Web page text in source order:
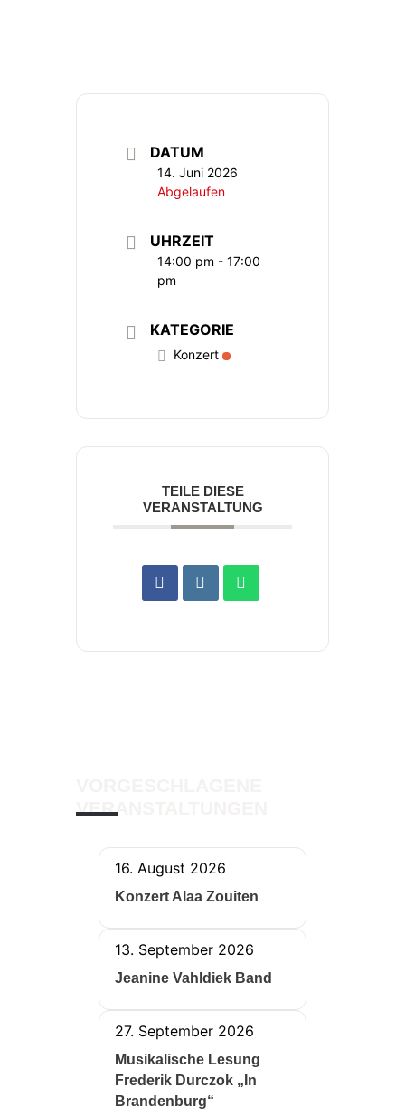
DATUM
14. Juni 2026
Abgelaufen
UHRZEIT
14:00 pm - 17:00
pm
KATEGORIE
Konzert
TEILE DIESE
VERANSTALTUNG
VERANSTALTUNGEN
16. August 2026
Konzert Alaa Zouiten
13. September 2026
Jeanine Vahldiek Band
27. September 2026
Musikalische Lesung
Frederik Durczok „In
Brandenburg“